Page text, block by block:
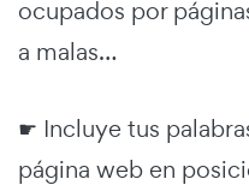
ocupados por
a malas…
☛ Incluye tus
página web en